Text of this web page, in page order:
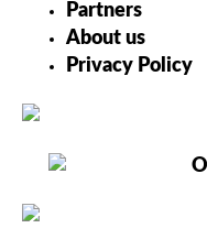
Partners
About us
Privacy Policy